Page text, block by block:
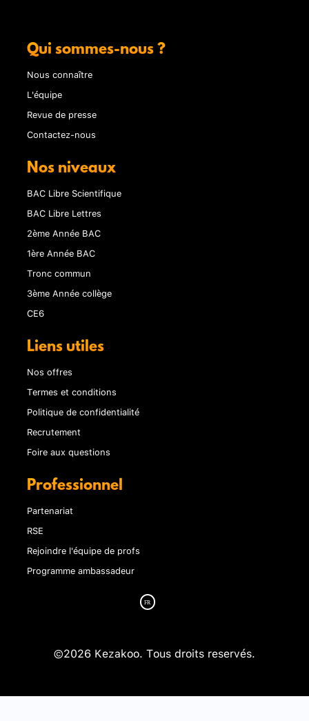
Qui sommes-nous ?
Nous connaître
L'équipe
Revue de presse
Contactez-nous
Nos niveaux
BAC Libre Scientifique
BAC Libre Lettres
2ème Année BAC
1ère Année BAC
Tronc commun
3ème Année collège
CE6
Liens utiles
Nos offres
Termes et conditions
Politique de confidentialité
Recrutement
Foire aux questions
Professionnel
Partenariat
RSE
Rejoindre l'équipe de profs
Programme ambassadeur
©2026 Kezakoo. Tous droits reservés.